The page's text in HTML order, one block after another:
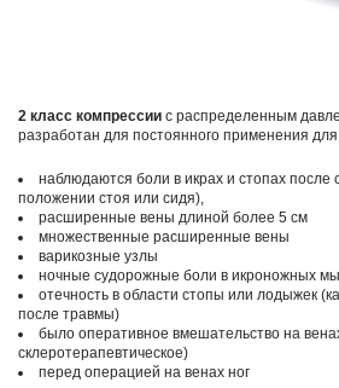
2 класс компрессии c распределенным
разработан для постоянного применения для
наблюдаются боли в икрах и стопах после
положении стоя или сидя),
расширенные вены длиной более 5 см
множественные расширенные вены
варикозные узлы
ночные судорожные боли в икроножных
отечность в области стопы или лодыжек
после травмы)
было оперативное вмешательство на
склеротерапевтическое)
перед операцией на венах ног